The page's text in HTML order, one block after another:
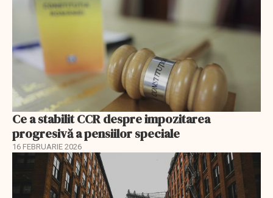
Ce a stabilit CCR despre impozitarea
progresivă a pensiilor speciale
16 FEBRUARIE 2026